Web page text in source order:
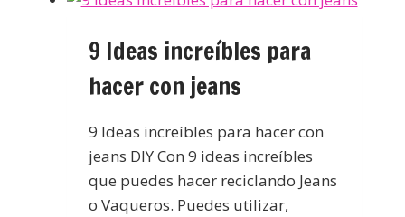
9 Ideas increíbles para
hacer con jeans
9 Ideas increíbles para hacer con
jeans DIY Con 9 ideas increíbles
que puedes hacer reciclando Jeans
o Vaqueros. Puedes utilizar,